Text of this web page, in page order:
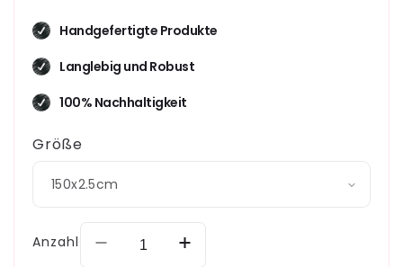
Handgefertigte Produkte
Langlebig und Robust
100% Nachhaltigkeit
Größe
Anzahl
Verringere
Erhöhe